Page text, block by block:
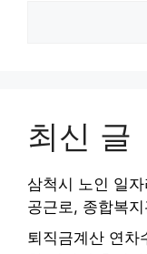
최신 글
삼척시 노인 일
공근로, 종합복
퇴직금계산 연차